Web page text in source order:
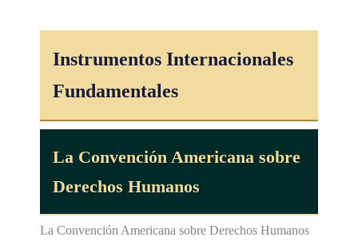
Instrumentos Internacionales
Fundamentales
La Convención Americana sobre
Derechos Humanos
La Convención Americana sobre Derechos Humanos